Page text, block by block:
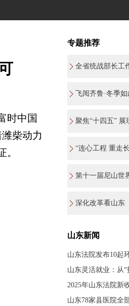
时中国
柴动力
专题推荐
全省统战部长工
飞阅齐鲁·冬季
聚焦“十四五” 展
“连心工程 重走
第十一届尼山世
深化改革看山东
山东新闻
山东法院发布10起
山东灵活就业：从“
2025年山东法院新
山东78家县医院全